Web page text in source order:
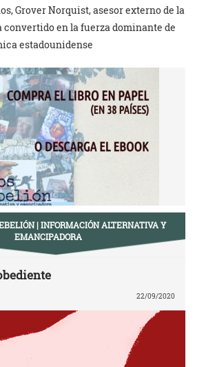
Grover Norquist, asesor externo de la
convertido en la fuerza dominante de
estadounidense
| INFORMACIÓN ALTERNATIVA Y
EMANCIPADORA
22/09/2020